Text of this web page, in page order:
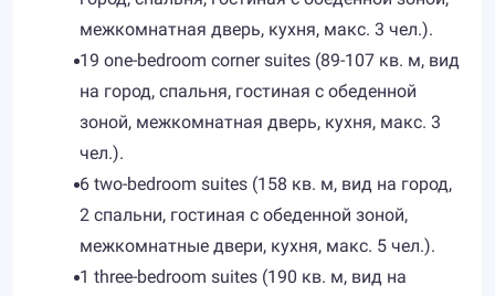
межкомнатная дверь, кухня, макс. 3 чел.).
19 one-bedroom corner suites (89-107 кв. м, вид
на город, спальня, гостиная с обеденной
зоной, межкомнатная дверь, кухня, макс. 3
чел.).
6 two-bedroom suites (158 кв. м, вид на город,
2 спальни, гостиная с обеденной зоной,
межкомнатные двери, кухня, макс. 5 чел.).
1 three-bedroom suites (190 кв. м, вид на